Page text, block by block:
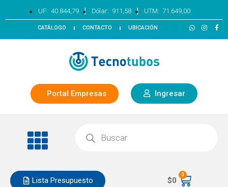
UF: 40.844,79 | Dólar: 911,58 | UTM: 71.649,00
CATÁLOGO CONTACTO UBICACIÓN
Portal Empresas Ingresar
Lista Presupuesto $0
0